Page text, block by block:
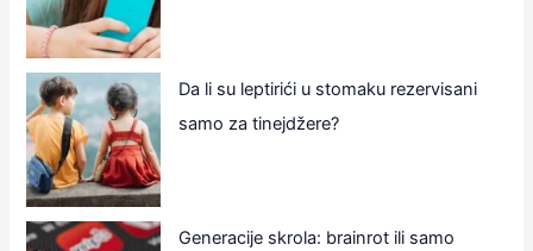
Da li su leptirići u stomaku rezervisani
samo za tinejdžere?
Generacije skrola: brainrot ili samo